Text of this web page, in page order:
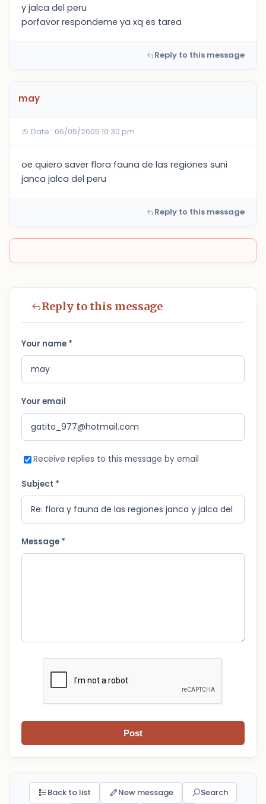
y jalca del peru
porfavor respondeme ya xq es tarea
Reply to this message
may
Date : 06/05/2005 10:30 pm
oe quiero saver flora fauna de las regiones suni
janca jalca del peru
Reply to this message
Reply to this message
Your name *
Your email
Receive replies to this message by email
Subject *
Message *
Post
Back to list New message Search